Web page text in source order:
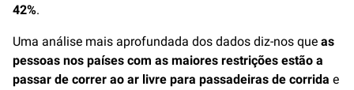
42%.
Uma análise mais aprofundada dos dados diz-nos que as
pessoas nos países com as maiores restrições estão a
passar de correr ao ar livre para passadeiras de corrida e